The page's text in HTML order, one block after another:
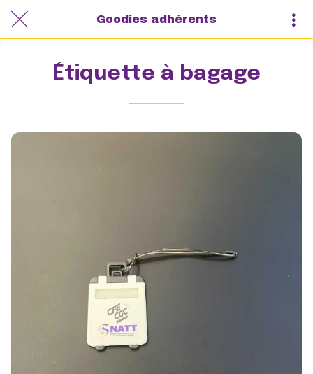
Goodies adhérents
Étiquette à bagage